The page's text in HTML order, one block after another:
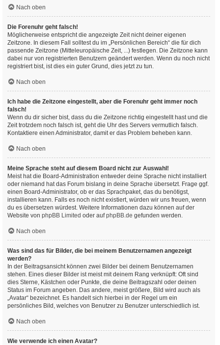
Nach oben
Die Forenuhr geht falsch!
Möglicherweise entspricht die angezeigte Zeit nicht deiner eigenen
Zeitzone. In diesem Fall solltest du im „Persönlichen Bereich“ die für dich
passende Zeitzone (Mitteleuropäische Zeit, ...) festlegen. Die Zeitzone kann
dabei nur von registrierten Benutzern geändert werden. Wenn du noch nicht
registriert bist, ist dies ein guter Grund, dies jetzt zu tun.
Nach oben
Ich habe die Zeitzone eingestellt, aber die Forenuhr geht immer noch
falsch!
Wenn du dir sicher bist, dass du die Zeitzone richtig eingestellt hast und die
Zeit trotzdem noch falsch ist, geht die Uhr des Servers vermutlich falsch.
Kontaktiere einen Administrator, damit er das Problem beheben kann.
Nach oben
Meine Sprache steht auf diesem Board nicht zur Auswahl!
Meist hat die Board-Administration entweder deine Sprache nicht installiert
oder niemand hat das Forum bislang in deine Sprache übersetzt. Frage ggf.
einen Board-Administrator, ob er das Sprachpaket, das du benötigst,
installieren kann. Falls es noch nicht existiert, würden wir uns freuen, wenn
du es übersetzen würdest. Weitere Informationen dazu können auf der
Website von phpBB Limited oder aufphpBB.de gefunden werden.
Nach oben
Was sind das für Bilder, die bei meinem Benutzernamen angezeigt
werden?
In der Beitragsansicht können zwei Bilder bei deinem Benutzernamen
stehen. Eines dieser Bilder ist meist mit deinem Rang verknüpft: Oft sind
dies Sterne, Kästchen oder Punkte, die deine Beitragszahl oder deinen
Status im Forum angeben. Das andere, meist größere, Bild wird auch als
„Avatar“ bezeichnet. Es handelt sich hierbei in der Regel um ein
persönliches Bild, welches von Benutzer zu Benutzer unterschiedlich ist.
Nach oben
Wie verwende ich einen Avatar?